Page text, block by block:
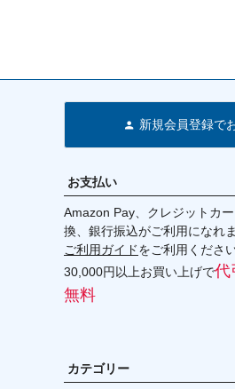
新規会員登録で
お支払い
Amazon Pay、クレジットカー
換、銀行振込がご利用になれ
ご利用ガイドをご利用ください
30,000円以上お買い上げで代
無料
カテゴリー